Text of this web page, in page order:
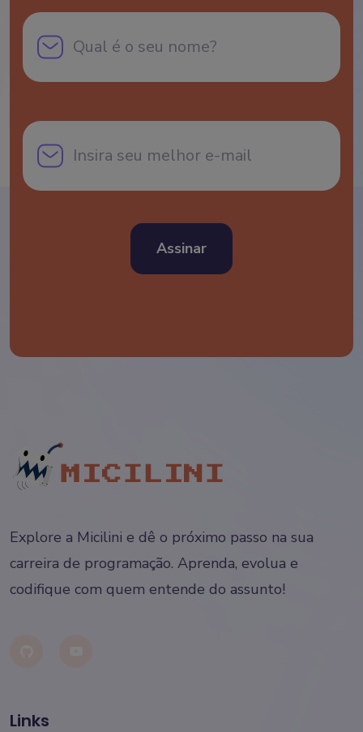
Assinar
Explore a Micilini e dê o próximo passo na sua
carreira de programação. Aprenda, evolua e
codifique com quem entende do assunto!
Links